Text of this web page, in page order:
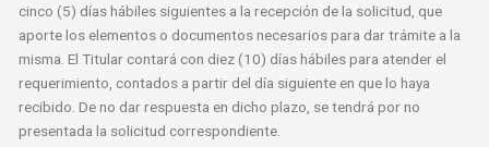
cinco (5) días hábiles siguientes a la recepción de la solicitud, que
aporte los elementos o documentos necesarios para dar trámite a la
misma. El Titular contará con diez (10) días hábiles para atender el
requerimiento, contados a partir del día siguiente en que lo haya
recibido. De no dar respuesta en dicho plazo, se tendrá por no
presentada la solicitud correspondiente.